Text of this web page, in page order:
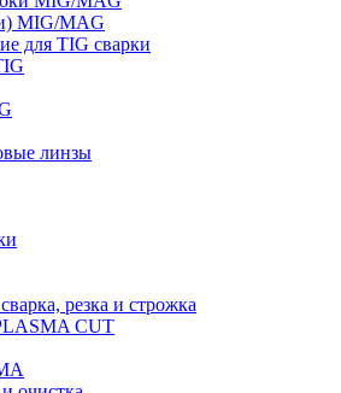
MIG/MAG
для TIG сварки
линзы
резка и строжка
CUT